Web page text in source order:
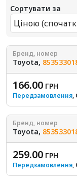
Сортувати за
Ціною
Бренд, номер
Toyota,
166.00 ГРН
Передзамовлення,
Бренд, номер
Toyota,
259.00 ГРН
Передзамовлення,